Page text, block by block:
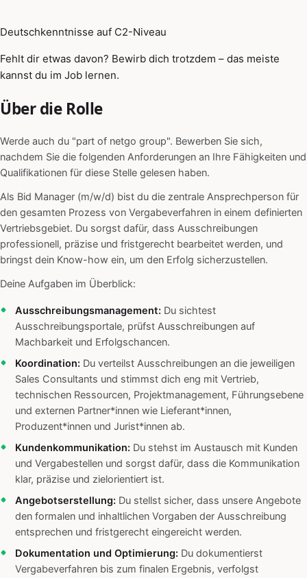
Deutschkenntnisse auf C2-Niveau
Fehlt dir etwas davon? Bewirb dich trotzdem – das meiste
kannst du im Job lernen.
Über die Rolle
Werde auch du "part of netgo group". Bewerben Sie sich,
nachdem Sie die folgenden Anforderungen an Ihre Fähigkeiten und
Qualifikationen für diese Stelle gelesen haben.
Als Bid Manager (m/w/d) bist du die zentrale Ansprechperson für
den gesamten Prozess von Vergabeverfahren in einem definierten
Vertriebsgebiet. Du sorgst dafür, dass Ausschreibungen
professionell, präzise und fristgerecht bearbeitet werden, und
bringst dein Know-how ein, um den Erfolg sicherzustellen.
Deine Aufgaben im Überblick:
Ausschreibungsmanagement: Du sichtest
Ausschreibungsportale, prüfst Ausschreibungen auf
Machbarkeit und Erfolgschancen.
Koordination: Du verteilst Ausschreibungen an die jeweiligen
Sales Consultants und stimmst dich eng mit Vertrieb,
technischen Ressourcen, Projektmanagement, Führungsebene
und externen Partner*innen wie Lieferant*innen,
Produzent*innen und Jurist*innen ab.
Kundenkommunikation: Du stehst im Austausch mit Kunden
und Vergabestellen und sorgst dafür, dass die Kommunikation
klar, präzise und zielorientiert ist.
Angebotserstellung: Du stellst sicher, dass unsere Angebote
den formalen und inhaltlichen Vorgaben der Ausschreibung
entsprechen und fristgerecht eingereicht werden.
Dokumentation und Optimierung: Du dokumentierst
Vergabeverfahren bis zum finalen Ergebnis, verfolgst